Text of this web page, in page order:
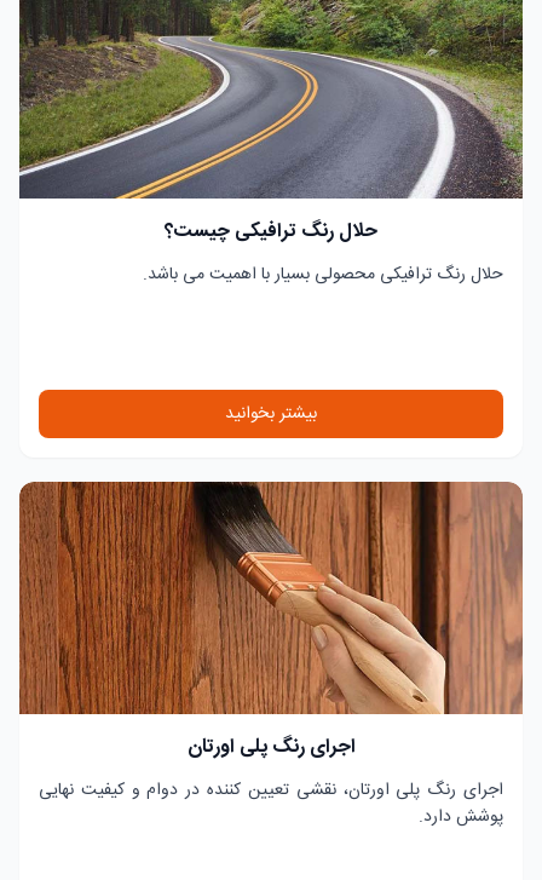
حلال رنگ ترافیکی چیست؟
حلال رنگ ترافیکی محصولی بسیار با اهمیت می باشد.
بیشتر بخوانید
اجرای رنگ پلی اورتان
اجرای رنگ پلی اورتان، نقشی تعیین کننده در دوام و کیفیت نهایی
پوشش دارد.